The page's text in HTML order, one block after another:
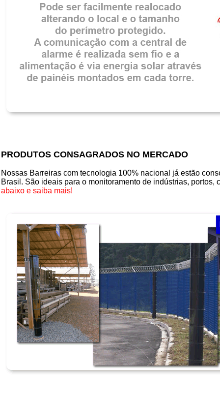
PRODUTOS CONSAGRADOS NO MERCADO
Nossas Barreiras com tecnologia 100% nacional já estão
Brasil. São ideais para o monitoramento de indústrias,
abaixo e saiba mais!